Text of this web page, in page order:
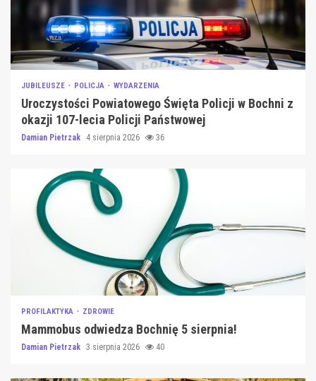
JUBILEUSZE POLICJA WYDARZENIA
Uroczystości Powiatowego Święta Policji w Bochni z
okazji 107-lecia Policji Państwowej
Damian Pietrzak 4 sierpnia 2026 36
PROFILAKTYKA ZDROWIE
Mammobus odwiedza Bochnię 5 sierpnia!
Damian Pietrzak 3 sierpnia 2026 40